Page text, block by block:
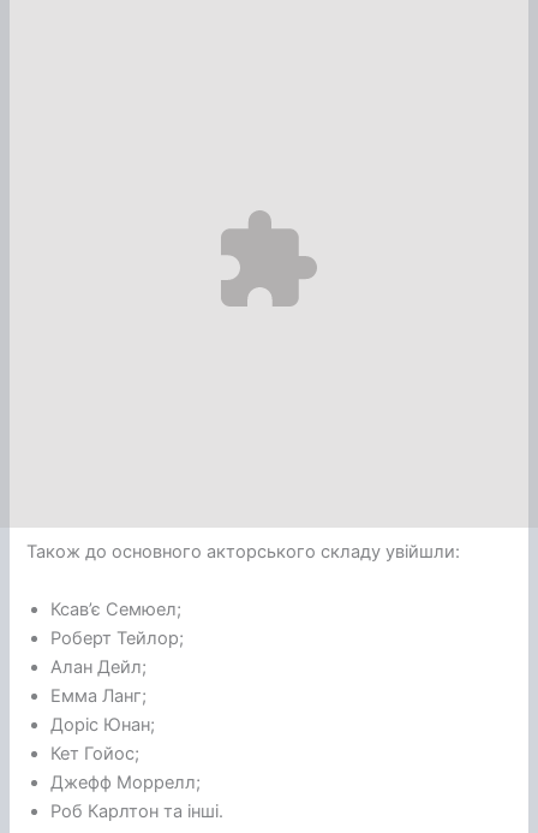
Також до основного акторського складу увійшли:
Ксав’є Семюел;
Роберт Тейлор;
Алан Дейл;
Емма Ланг;
Доріс Юнан;
Кет Гойос;
Джефф Моррелл;
Роб Карлтон та інші.